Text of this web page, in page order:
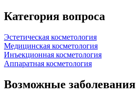
Категория вопроса
Эстетическая косметология
Медицинская косметология
Инъекционная косметология
Аппаратная косметология
Возможные заболевания